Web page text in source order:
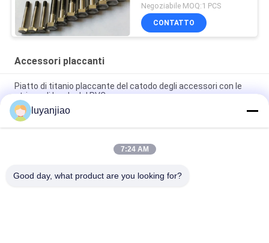
Negoziabile MOQ:1 PCS
CONTATTO
Accessori placcanti
Piatto di titanio placcante del catodo degli accessori con le
strisce di bordo del PVC
Scaffali placcanti resistenti SUS316 di temperatura ricoperti
di PVC verde
Blocchetto placcante di rame conduttivo degli accessori V per
luyanjiao
7:24 AM
Good day, what product are you looking for?